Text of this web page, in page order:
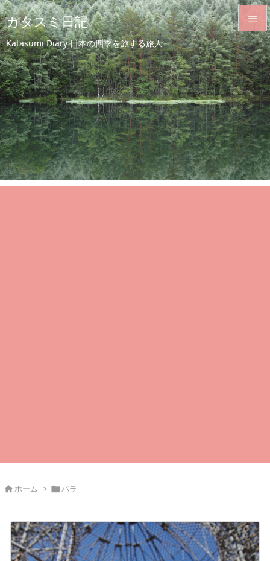
カタスミ日記
Katasumi Diary 日本の四季を旅する旅人


メニュ

サイド

前へ

次へ

検索
ホーム > バラ